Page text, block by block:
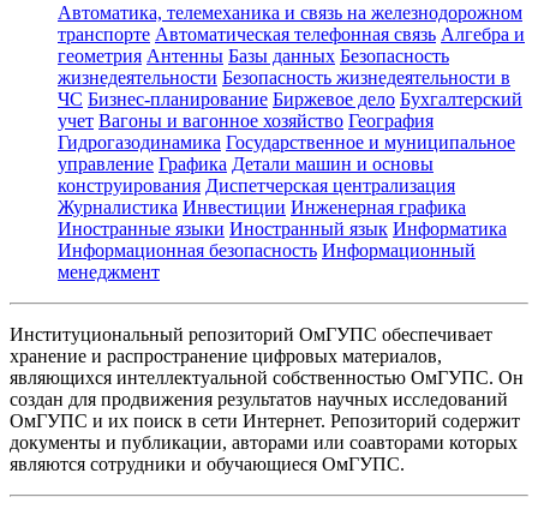
Автоматика, телемеханика и связь на железнодорожном
транспорте Автоматическая телефонная связь Алгебра и
геометрия Антенны Базы данных Безопасность
жизнедеятельности Безопасность жизнедеятельности в
ЧС Бизнес-планирование Биржевое дело Бухгалтерский
учет Вагоны и вагонное хозяйство География
Гидрогазодинамика Государственное и муниципальное
управление Графика Детали машин и основы
конструирования Диспетчерская централизация
Журналистика Инвестиции Инженерная графика
Иностранные языки Иностранный язык Информатика
Информационная безопасность Информационный
менеджмент
Институциональный репозиторий ОмГУПС обеспечивает
хранение и распространение цифровых материалов,
являющихся интеллектуальной собственностью ОмГУПС. Он
создан для продвижения результатов научных исследований
ОмГУПС и их поиск в сети Интернет. Репозиторий содержит
документы и публикации, авторами или соавторами которых
являются сотрудники и обучающиеся ОмГУПС.